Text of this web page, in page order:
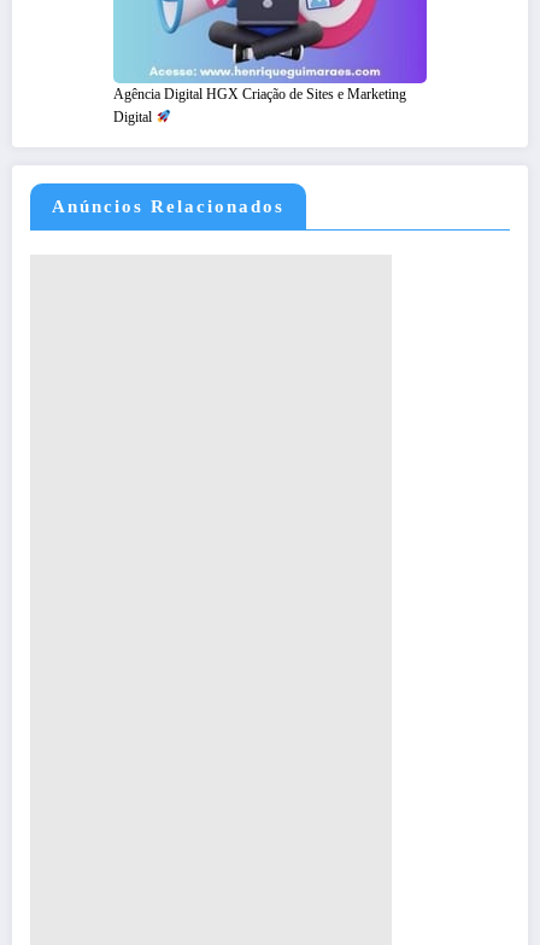
Agência Digital HGX Criação de Sites e Marketing
Digital
Anúncios Relacionados